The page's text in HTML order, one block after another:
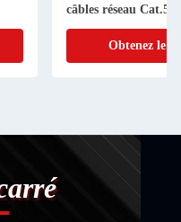
câbles réseau Cat.5
connecteurs RJ11
Obtenez le